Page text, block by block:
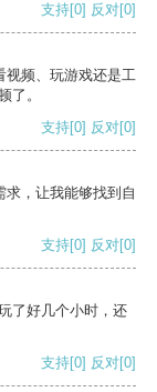
支持[0] 反对[0]
视频、玩游戏还是工
了。
支持[0] 反对[0]
，让我能够找到自
支持[0] 反对[0]
了好几个小时，还
支持[0] 反对[0]